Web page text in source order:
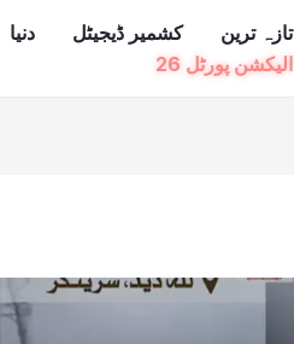
تازہ ترین کشمیر ڈیجیٹل دنیا
الیکشن پورٹل 26